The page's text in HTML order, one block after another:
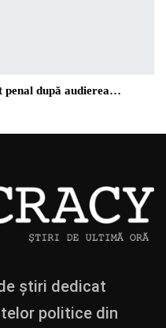
penal după audierea…
știri dedicat
politice din